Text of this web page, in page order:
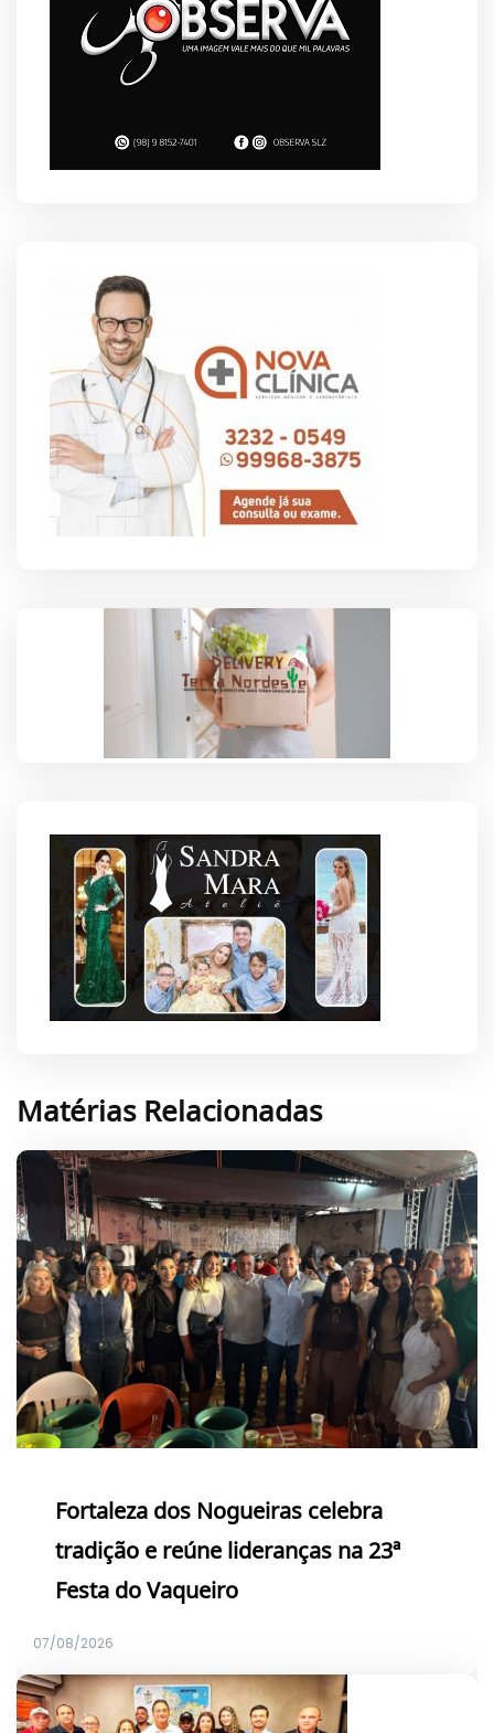
Matérias Relacionadas
Fortaleza dos Nogueiras celebra
tradição e reúne lideranças na 23ª
Festa do Vaqueiro
07/08/2026